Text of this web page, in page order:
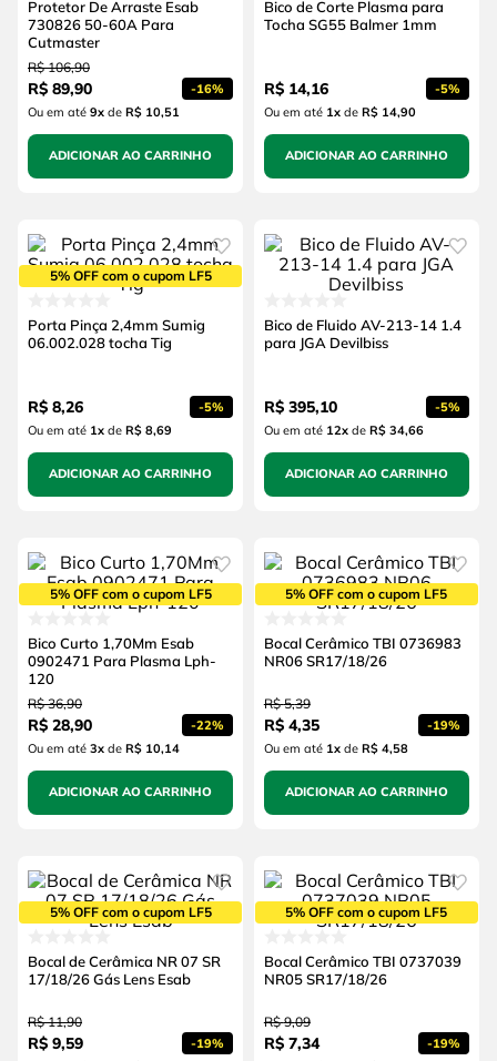
Protetor De Arraste Esab
730826 50-60A Para
Cutmaster
R$ 106,90
R$ 89,90 -16%
Ou em até 9xde R$ 10,51
ADICIONAR AO CARRINHO
Bico de Corte Plasma para
Tocha SG55 Balmer 1mm
R$ 14,16 -5%
Ou em até 1xde R$ 14,90
ADICIONAR AO CARRINHO
5% OFF com o cupom LF5
Porta Pinça 2,4mm Sumig
06.002.028 tocha Tig
R$ 8,26 -5%
Ou em até 1xde R$ 8,69
ADICIONAR AO CARRINHO
Bico de Fluido AV-213-14 1.4
para JGA Devilbiss
R$ 395,10 -5%
Ou em até 12xde R$ 34,66
ADICIONAR AO CARRINHO
5% OFF com o cupom LF5
Bico Curto 1,70Mm Esab
0902471 Para Plasma Lph-
120
R$ 36,90
R$ 28,90 -22%
Ou em até 3xde R$ 10,14
ADICIONAR AO CARRINHO
5% OFF com o cupom LF5
Bocal Cerâmico TBI 0736983
NR06 SR17/18/26
R$ 5,39
R$ 4,35 -19%
Ou em até 1xde R$ 4,58
ADICIONAR AO CARRINHO
5% OFF com o cupom LF5
Bocal de Cerâmica NR 07 SR
17/18/26 Gás Lens Esab
R$ 11,90
R$ 9,59 -19%
5% OFF com o cupom LF5
Bocal Cerâmico TBI 0737039
NR05 SR17/18/26
R$ 9,09
R$ 7,34 -19%